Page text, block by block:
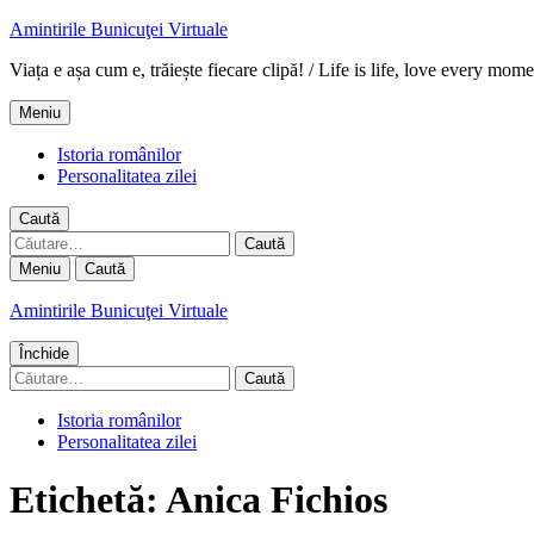
Amintirile Bunicuţei Virtuale
Viața e așa cum e, trăiește fiecare clipă! / Life is life, love every
Meniu
Istoria românilor
Personalitatea zilei
Caută
Caută
după:
Meniu Caută
Amintirile Bunicuţei Virtuale
Închide
Caută
după:
Istoria românilor
Personalitatea zilei
Etichetă: Anica Fichios